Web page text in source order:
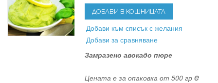
ДОБАВИ В КОШНИЦАТА
Добави към списък с желания
Добави за сравняване
Замразено авокадо пюре
Цената е за опаковка от 500 грe